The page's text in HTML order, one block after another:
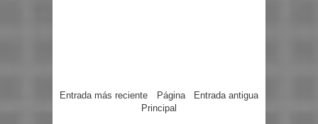
Entrada más reciente Entrada antigua
Página
Principal